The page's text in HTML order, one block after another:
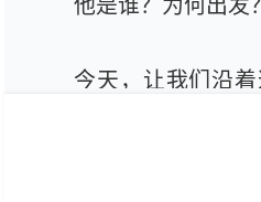
今天，让我们沿